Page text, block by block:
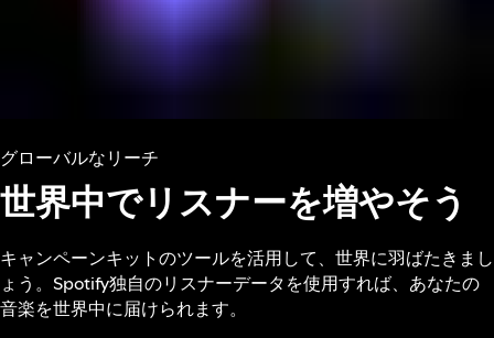
グローバルなリーチ
世界中でリスナーを増やそう
キャンペーンキットのツールを活用して、世界に羽ばたきまし
ょう。Spotify独自のリスナーデータを使用すれば、あなたの
音楽を世界中に届けられます。